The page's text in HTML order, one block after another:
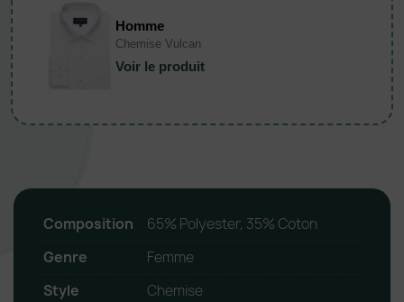
Homme
Chemise Vulcan
Voir le produit
Composition
65% Polyester, 35% Coton
Genre
Femme
Style
Chemise